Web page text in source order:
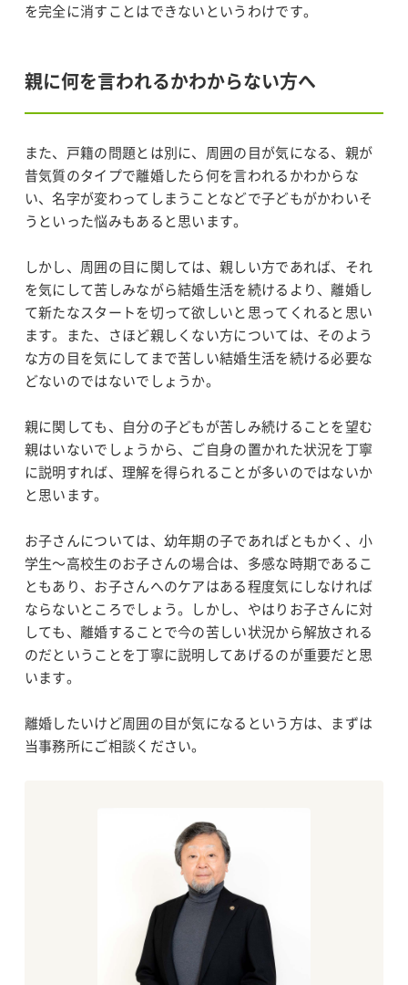
を完全に消すことはできないというわけです。
親に何を言われるかわからない方へ
また、戸籍の問題とは別に、周囲の目が気になる、親が
昔気質のタイプで離婚したら何を言われるかわからな
い、名字が変わってしまうことなどで子どもがかわいそ
うといった悩みもあると思います。
しかし、周囲の目に関しては、親しい方であれば、それ
を気にして苦しみながら結婚生活を続けるより、離婚し
て新たなスタートを切って欲しいと思ってくれると思い
ます。また、さほど親しくない方については、そのよう
な方の目を気にしてまで苦しい結婚生活を続ける必要な
どないのではないでしょうか。
親に関しても、自分の子どもが苦しみ続けることを望む
親はいないでしょうから、ご自身の置かれた状況を丁寧
に説明すれば、理解を得られることが多いのではないか
と思います。
お子さんについては、幼年期の子であればともかく、小
学生～高校生のお子さんの場合は、多感な時期であるこ
ともあり、お子さんへのケアはある程度気にしなければ
ならないところでしょう。しかし、やはりお子さんに対
しても、離婚することで今の苦しい状況から解放される
のだということを丁寧に説明してあげるのが重要だと思
います。
離婚したいけど周囲の目が気になるという方は、まずは
当事務所にご相談ください。